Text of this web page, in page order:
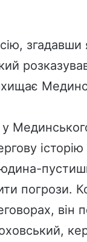
згадавши
історію
погрози.
він